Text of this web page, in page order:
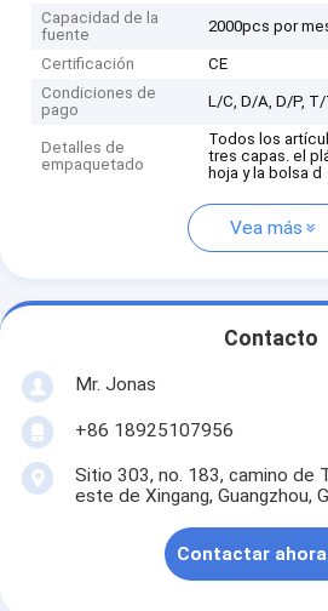
Capacidad de la
fuente
2000pcs por
Certificación
CE
Condiciones de
pago
L/C, D/A, D/P,
Detalles de
empaquetado
Todos los
tres capas. el
hoja y la bolsa d
Vea más
Contacto
Mr. Jonas
+86 18925107956
Sitio 303, no. 183, camino de
este de Xingang, Guangzhou,
Contactar ahora